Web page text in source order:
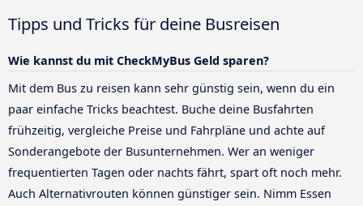
Tipps und Tricks für deine Busreisen
Wie kannst du mit CheckMyBus Geld sparen?
Mit dem Bus zu reisen kann sehr günstig sein, wenn du ein
paar einfache Tricks beachtest. Buche deine Busfahrten
frühzeitig, vergleiche Preise und Fahrpläne und achte auf
Sonderangebote der Busunternehmen. Wer an weniger
frequentierten Tagen oder nachts fährt, spart oft noch mehr.
Auch Alternativrouten können günstiger sein. Nimm Essen